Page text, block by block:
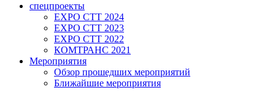
спецпроекты
EXPO CTT 2024
EXPO CTT 2023
EXPO CTT 2022
КОМТРАНС 2021
Мероприятия
Обзор прошедших мероприятий
Ближайшие мероприятия